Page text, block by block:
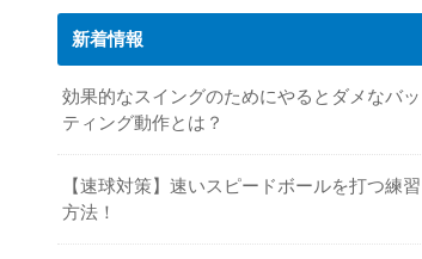
新着情報
効果的なスイングのためにやるとダメなバッ
ティング動作とは？
【速球対策】速いスピードボールを打つ練習
方法！